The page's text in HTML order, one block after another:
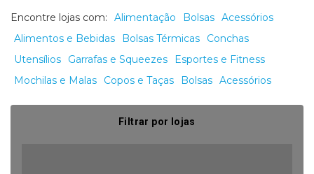
Encontre lojas com: Alimentação Bolsas Acessórios
Alimentos e Bebidas
Bolsas Térmicas
Conchas
Utensílios
Garrafas e Squeezes
Esportes e Fitness
Mochilas e Malas
Copos e Taças Bolsas Acessórios